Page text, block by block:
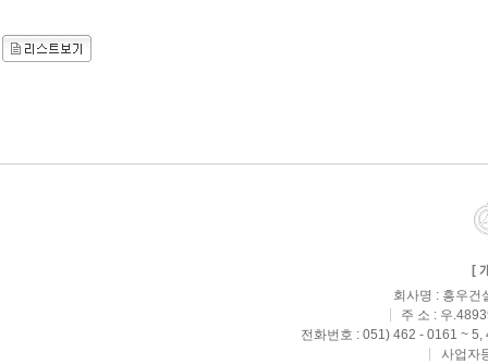
[
회사명 : 흥우건
주 소 : 우
전화번호 : 051) 462 - 0161 ~ 5,
사업자